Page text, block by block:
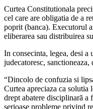
Curtea Constitutionala
cel care are obligatia de a
poprit (banca). Executorul
eliberarea sau distribuirea
In consecinta, legea, desi a
judecatoresc,
“Dincolo de confuzia si
Curtea apreciaza ca solutia
drept abatere disciplinară a
serioase probleme privind